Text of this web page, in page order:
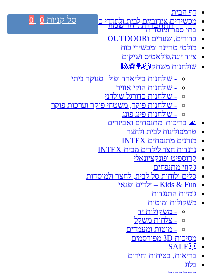
דף הבית
מכשירים אירוביים לבית ולחדרי כושר
בתי ספר ומוסדות
כדורים, שערים וOUTDOOR
מולטי טריינר ומכשירי כוח
ציוד יוגה,פילאטיס ושיקום
שולחנות משחק🎲🏓⚽🎱
- שולחנות ביליארד ופול | סנוקר ביתי
- שולחנות הוקי אוויר
- שולחנות כדורגל שולחני
- שולחנות פוקר, משטחי פוקר וערכות פוקר
- שולחנות פינג פונג
🌊 בריכות, מתנפחים ואביזרים
טרמפולינות לבית ולחצר
מזרנים מתנפחים INTEX
נדנדות חצר לילדים מבית INTEX
קרוספיט ופונקציונאלי
ג'קוזי מתנפחים
סלים ולוחות סל לבית, לחצר ולמוסדות
Kids & Fun – ילדים ופנאי
גומיות התנגדות
משקולות ומוטות
- משקולות יד
- צלחות משקל
- מוטות ומעמדים
מסיכות 3D מפורסמים
💥SALE
בריאות, בטיחות וחירום
בלוג
התחברות \ הרשמה סל קניות 0
0